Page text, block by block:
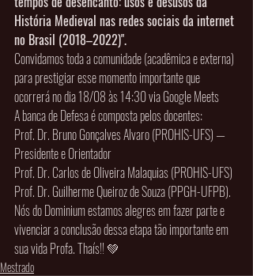
História Medieval nas redes sociais da internet
no Brasil (2018–2022)".
Convidamos toda a comunidade (acadêmica e externa)
para prestigiar esse momento importante que
ocorrerá no dia 18/08 às 14:30 via Google Meets
A banca de Defesa é composta pelos docentes:
Prof. Dr. Bruno Gonçalves Alvaro (PROHIS-UFS) —
Presidente e Orientador
Prof. Dr. Carlos de Oliveira Malaquias (PROHIS-UFS)
Prof. Dr. Guilherme Queiroz de Souza (PPGH-UFPB).
Nós do Dominium estamos alegres em fazer parte e
vivenciar a conclusão dessa etapa tão importante em
sua vida Profa. Thaís!! 💚
Mestrado